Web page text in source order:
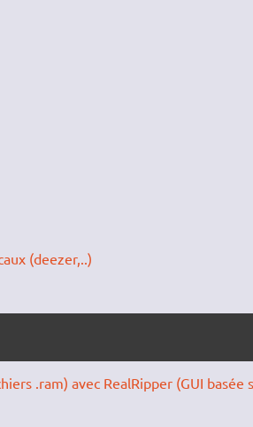
(deezer,..)
.ram) avec RealRipper (GUI basée